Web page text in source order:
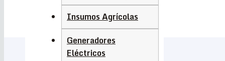
Insumos Agrícolas
Generadores
Eléctricos